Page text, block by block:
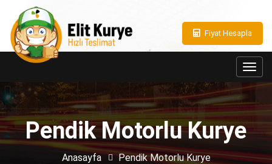
Fiyat Hesapla
Pendik Motorlu Kurye
Anasayfa Pendik Motorlu Kurye